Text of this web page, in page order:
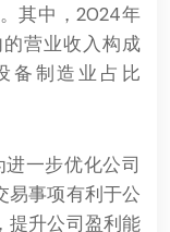
其中，2024年
营业收入构成
备制造业占比
一步优化公司
易事项有利于公
提升公司盈利能